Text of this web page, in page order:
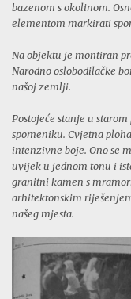
bazenom s okolinom.
elementom markirati
Na objektu je montiran
Narodno oslobodilačke
našoj zemlji.
Postojeće stanje u
spomeniku. Cvjetna
intenzivne boje. Ono se
uvijek u jednom tonu i
granitni kamen s
arhitektonskim
našeg mjesta.